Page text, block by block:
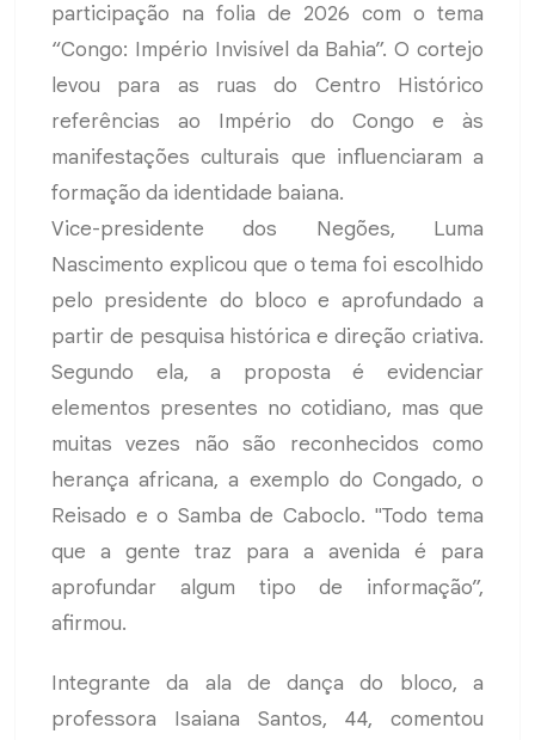
participação na folia de 2026 com o tema
“Congo: Império Invisível da Bahia”. O cortejo
levou para as ruas do Centro Histórico
referências ao Império do Congo e às
manifestações culturais que influenciaram a
formação da identidade baiana.
Vice-presidente dos Negões, Luma
Nascimento explicou que o tema foi escolhido
pelo presidente do bloco e aprofundado a
partir de pesquisa histórica e direção criativa.
Segundo ela, a proposta é evidenciar
elementos presentes no cotidiano, mas que
muitas vezes não são reconhecidos como
herança africana, a exemplo do Congado, o
Reisado e o Samba de Caboclo. "Todo tema
que a gente traz para a avenida é para
aprofundar algum tipo de informação”,
afirmou.
Integrante da ala de dança do bloco, a
professora Isaiana Santos, 44, comentou